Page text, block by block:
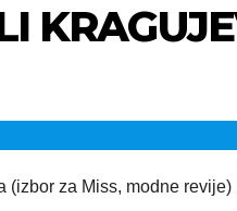
(izbor za Miss, modne